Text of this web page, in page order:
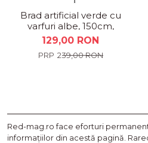
Brad artificial verde cu
varfuri albe, 150cm,
350 ramuri + suport
metalic
129,00 RON
239,00 RON
Red-mag.ro face eforturi
informaţiilor din acestă pagină.